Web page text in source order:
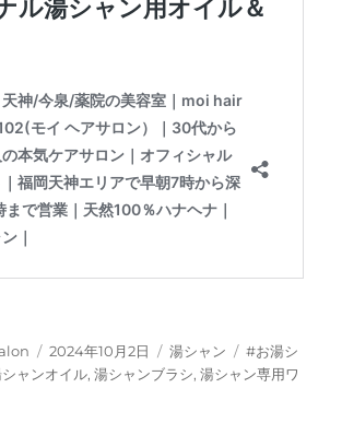
投
稿
2024年10月2日
カ
テ
湯シャン
タ
グ
#お湯シ
ャンオイル,湯シャンブラシ,湯シャン専用ワ